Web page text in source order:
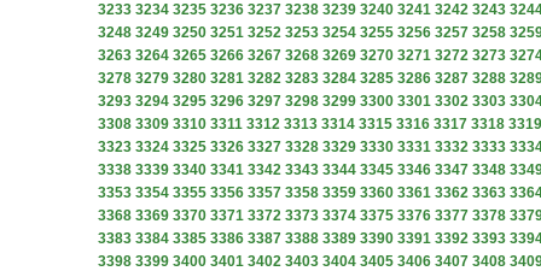
3233 3234 3235 3236 3237 3238 3239 3240 3241 3242 3243
3248 3249 3250 3251 3252 3253 3254 3255 3256 3257 3258
3263 3264 3265 3266 3267 3268 3269 3270 3271 3272 3273
3278 3279 3280 3281 3282 3283 3284 3285 3286 3287 3288
3293 3294 3295 3296 3297 3298 3299 3300 3301 3302 3303
3308 3309 3310 3311 3312 3313 3314 3315 3316 3317 3318 3319
3323 3324 3325 3326 3327 3328 3329 3330 3331 3332 3333
3338 3339 3340 3341 3342 3343 3344 3345 3346 3347 3348
3353 3354 3355 3356 3357 3358 3359 3360 3361 3362 3363
3368 3369 3370 3371 3372 3373 3374 3375 3376 3377 3378
3383 3384 3385 3386 3387 3388 3389 3390 3391 3392 3393
3398 3399 3400 3401 3402 3403 3404 3405 3406 3407 3408